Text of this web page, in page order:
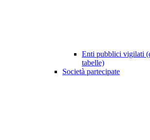
Enti pubblici vigilati
tabelle)
Società partecipate